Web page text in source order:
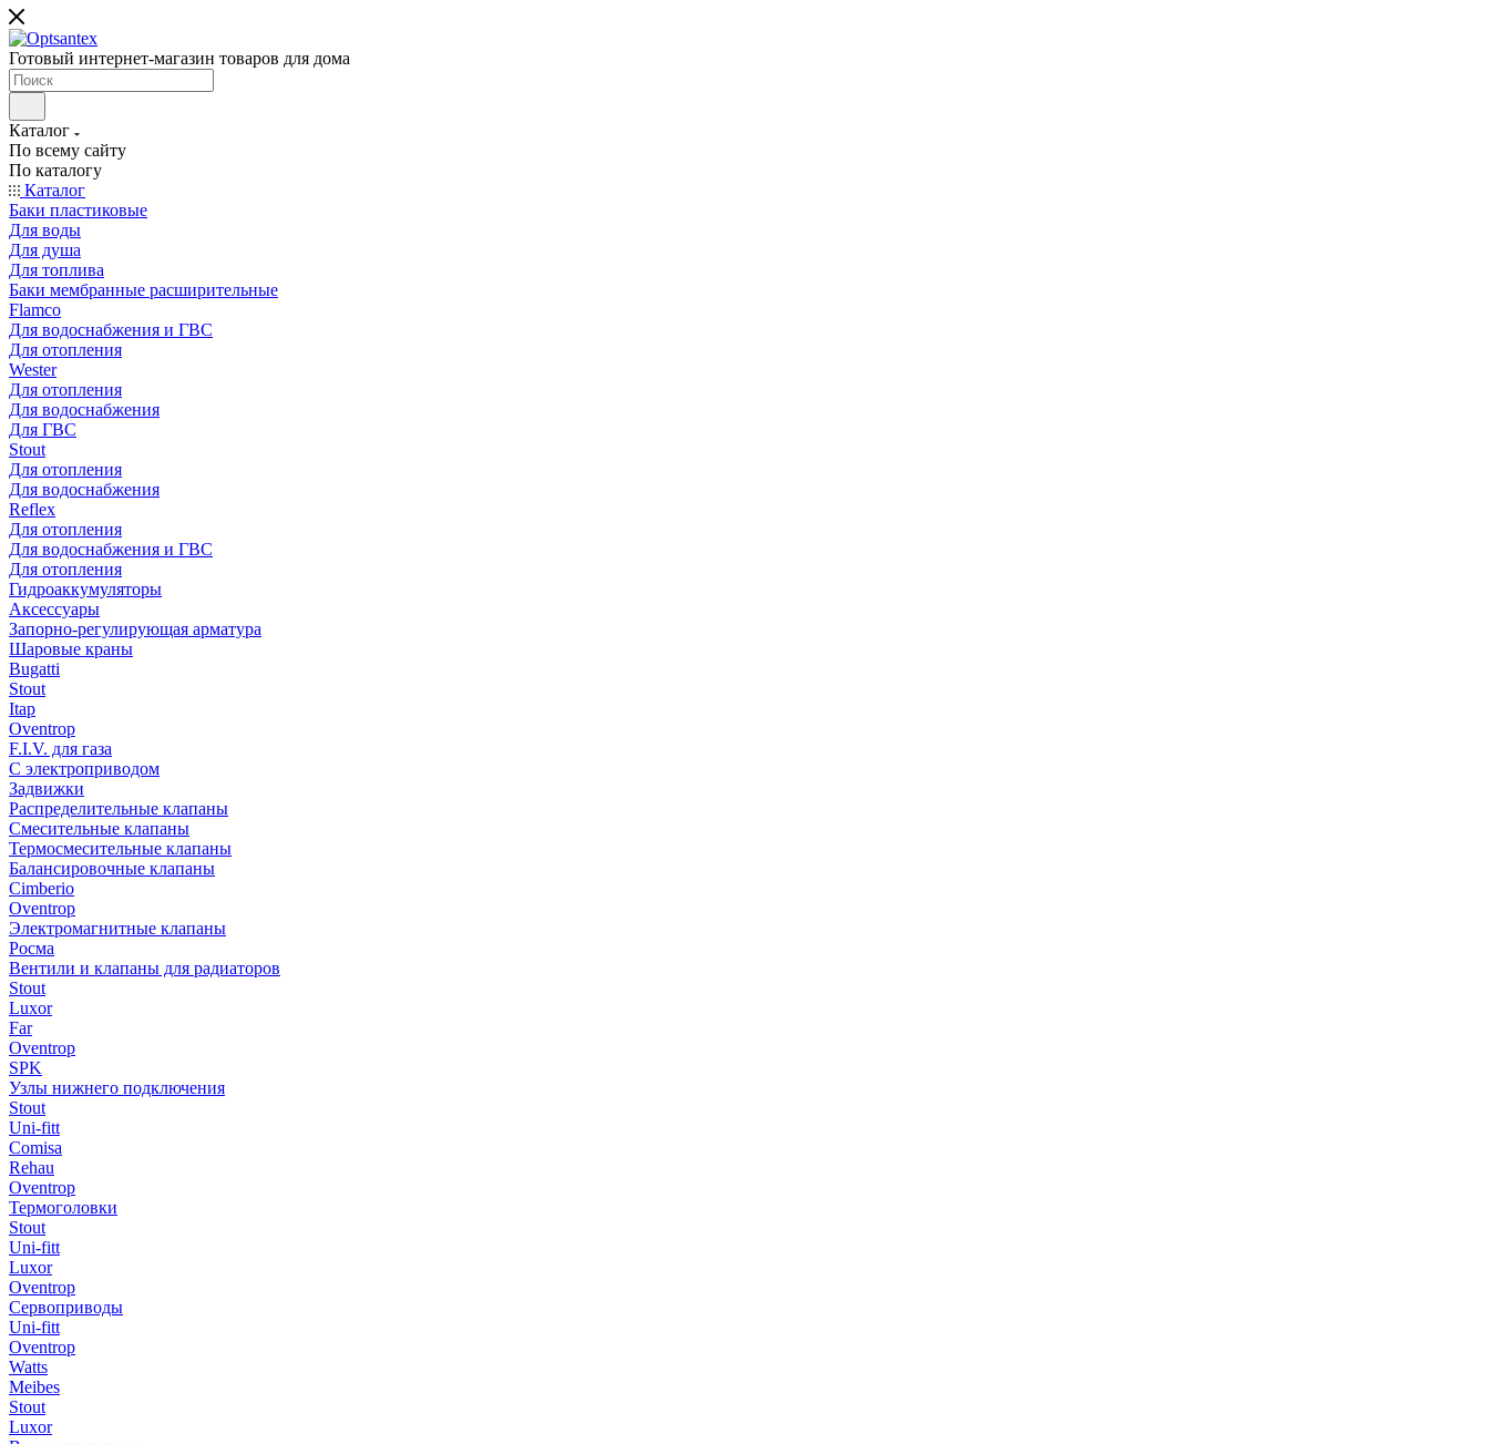
Готовый интернет-магазин товаров для дома
Каталог
По всему сайту
По каталогу
Каталог
Баки пластиковые
Для воды
Для душа
Для топлива
Баки мембранные расширительные
Flamco
Для водоснабжения и ГВС
Для отопления
Wester
Для отопления
Для водоснабжения
Для ГВС
Stout
Для отопления
Для водоснабжения
Reflex
Для отопления
Для водоснабжения и ГВС
Для отопления
Гидроаккумуляторы
Аксессуары
Запорно-регулирующая арматура
Шаровые краны
Bugatti
Stout
Itap
Oventrop
F.I.V. для газа
С электроприводом
Задвижки
Распределительные клапаны
Cмесительные клапаны
Термосмесительные клапаны
Балансировочные клапаны
Cimberio
Oventrop
Электромагнитные клапаны
Росма
Вентили и клапаны для радиаторов
Stout
Luxor
Far
Oventrop
SPK
Узлы нижнего подключения
Stout
Uni-fitt
Comisa
Rehau
Oventrop
Термоголовки
Stout
Uni-fitt
Luxor
Oventrop
Сервоприводы
Uni-fitt
Oventrop
Watts
Meibes
Stout
Luxor